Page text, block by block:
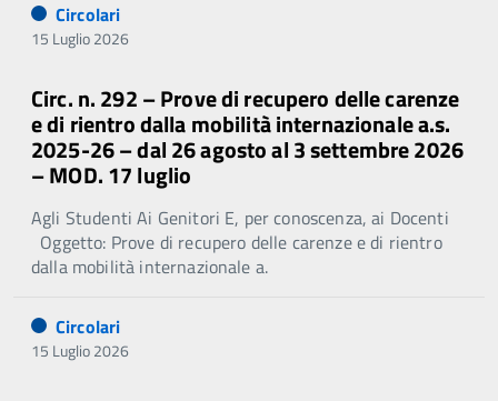
Circolari
15 Luglio 2026
Circ. n. 292 – Prove di recupero delle carenze
e di rientro dalla mobilità internazionale a.s.
2025-26 – dal 26 agosto al 3 settembre 2026
– MOD. 17 luglio
Agli Studenti Ai Genitori E, per conoscenza, ai Docenti
Oggetto: Prove di recupero delle carenze e di rientro
dalla mobilità internazionale a.
Circolari
15 Luglio 2026